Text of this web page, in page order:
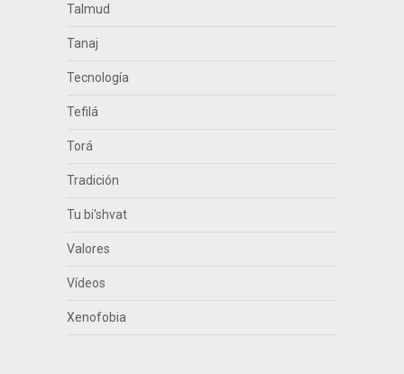
Talmud
Tanaj
Tecnología
Tefilá
Torá
Tradición
Tu bi'shvat
Valores
Vídeos
Xenofobia